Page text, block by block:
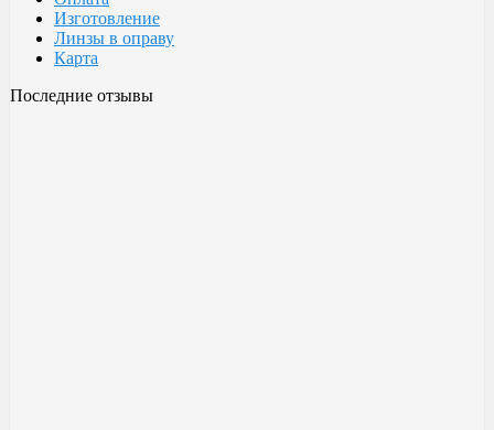
Изготовление
Линзы в оправу
Карта
Последние отзывы